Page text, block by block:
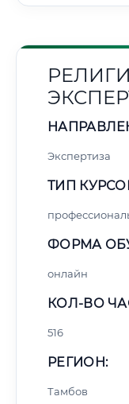
Экспертиза
ТИП
ФОРМА
онлайн
КОЛ-ВО
516
РЕГИОН:
Тамбов